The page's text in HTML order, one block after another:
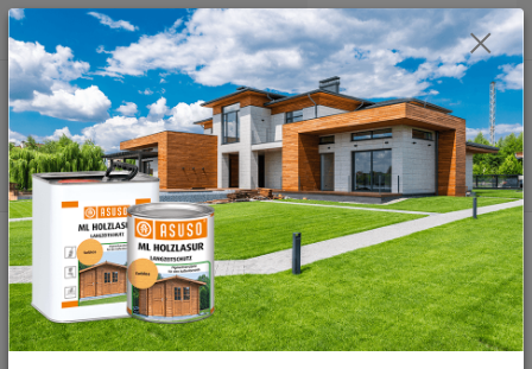
Menu
Hledat
+420 377 441 961 0ks
za 0,00 Kč
Úvod Nářadí a pomůcky Válečky a rouna
Mřížka stírací easy CLEAN
27x30
Mřížka stírací easy CLEAN 27x30